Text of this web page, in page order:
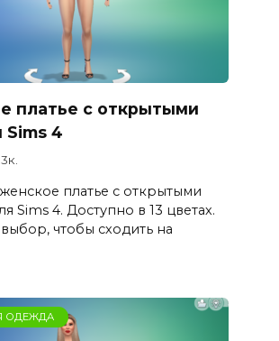
платье с открытыми
Sims 4
платье с открытыми
Sims 4. Доступно в 13 цветах.
чтобы сходить на
ОДЕЖДА